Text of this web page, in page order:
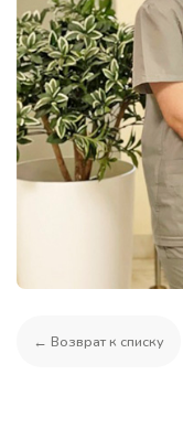
← Возврат к списку